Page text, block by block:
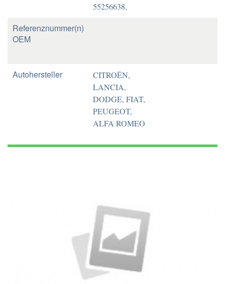
55256638,
Referenznummer(n)
OEM
Autohersteller
CITROËN,
LANCIA,
DODGE, FIAT,
PEUGEOT,
ALFA ROMEO